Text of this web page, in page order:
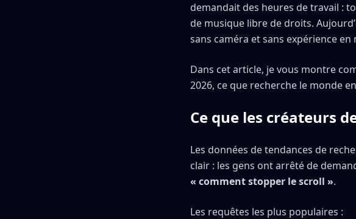
demandait des heures de travail :
de musique libre de droits.
sans caméra et sans expérience en
Dans cet article, je vous montre
2026, ce que recherche le monde
Ce que les créateurs
Les données de tendances de
clair : les gens ont arrêté de
« comment stopper le scroll ».
Les requêtes les plus populaires :